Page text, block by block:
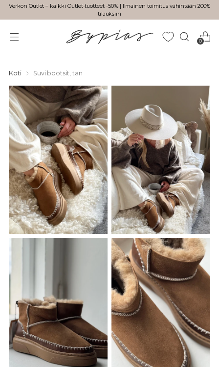
Verkon Outlet – kaikki Outlet-tuotteet -50% | Ilmainen toimitus vähintään 200€
tilauksiin
0
Koti Suvi bootsit, tan